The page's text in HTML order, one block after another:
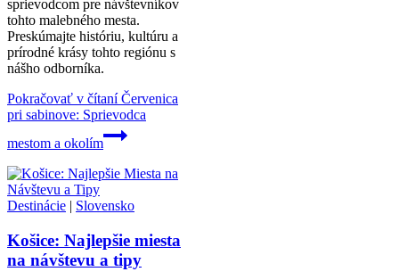
sprievodcom pre návštevníkov
tohto malebného mesta.
Preskúmajte históriu, kultúru a
prírodné krásy tohto regiónu s
nášho odborníka.
Pokračovať v čítaníČervenica
pri sabinove: Sprievodca
mestom a okolím
Destinácie | Slovensko
Košice: Najlepšie miesta
na návštevu a tipy